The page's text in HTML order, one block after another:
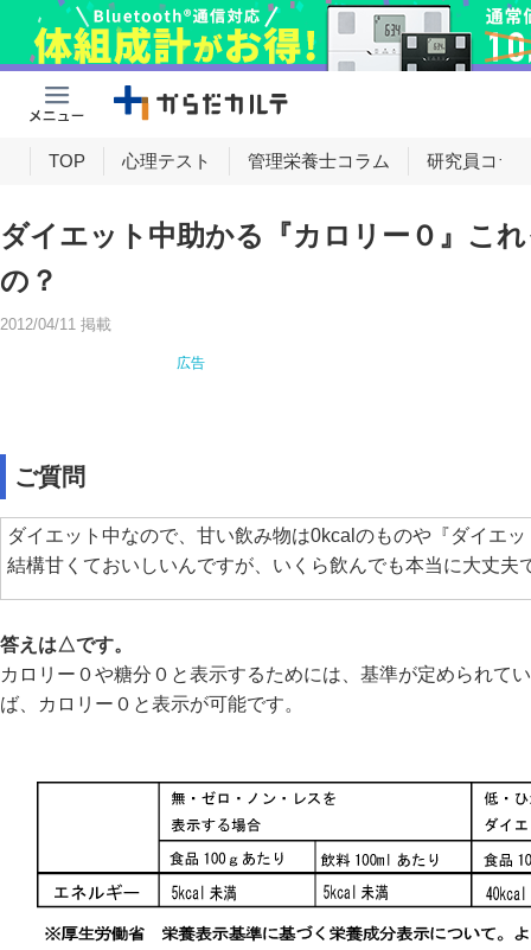
TOP 心理テスト 管理栄養士コラム 研究員コラ
ダイエット中助かる『カロリー０』こ
の？
2012/04/11 掲載
ご質問
ダイエット中なので、甘い飲み物は0kcalのものや『ダイエ
結構甘くておいしいんですが、いくら飲んでも本当に大丈夫
答えは△です。
カロリー０や糖分０と表示するためには、基準が定められて
ば、カロリー０と表示が可能です。